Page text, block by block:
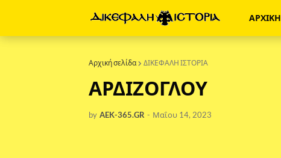
ΑΡΧΙΚΗ
Αρχική σελίδα ΔΙΚΕΦΑΛΗ ΙΣΤΟΡΙΑ
ΑΡΔΙΖΟΓΛΟΥ
by AEK-365.GR - Μαΐου 14, 2023